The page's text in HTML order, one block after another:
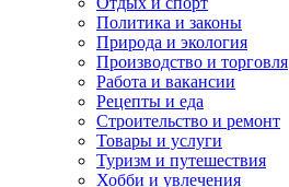
Политика и законы
Природа и экология
Производство и торговля
Работа и вакансии
Рецепты и еда
Строительство и ремонт
Товары и услуги
Туризм и путешествия
Хобби и увлечения